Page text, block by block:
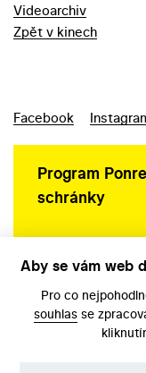
Videoarchiv
Zpět v kinech
Facebook
Program
schránky
Aby se vám web
Pro co
souhlas se